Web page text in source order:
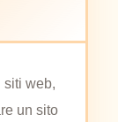
siti web,
un sito